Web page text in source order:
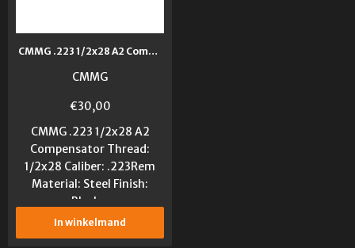
CMMG .223 1/2x28 A2 Compensator
CMMG
€30,00
CMMG .223 1/2x28 A2
Compensator Thread:
1/2x28 Caliber: .223Rem
Material: Steel Finish:
Black...
In winkelmand